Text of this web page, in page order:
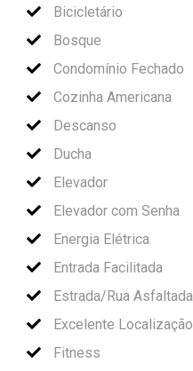
Bicicletário
Bosque
Condomínio Fechado
Cozinha Americana
Descanso
Ducha
Elevador
Elevador com Senha
Energia Elétrica
Entrada Facilitada
Estrada/Rua Asfaltada
Excelente Localização
Fitness